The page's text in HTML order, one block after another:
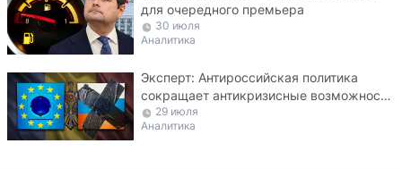
для очередного премьера
30 июля
Аналитика
Эксперт: Антироссийская политика
сокращает антикризисные возможности
Молдовы
29 июля
Аналитика